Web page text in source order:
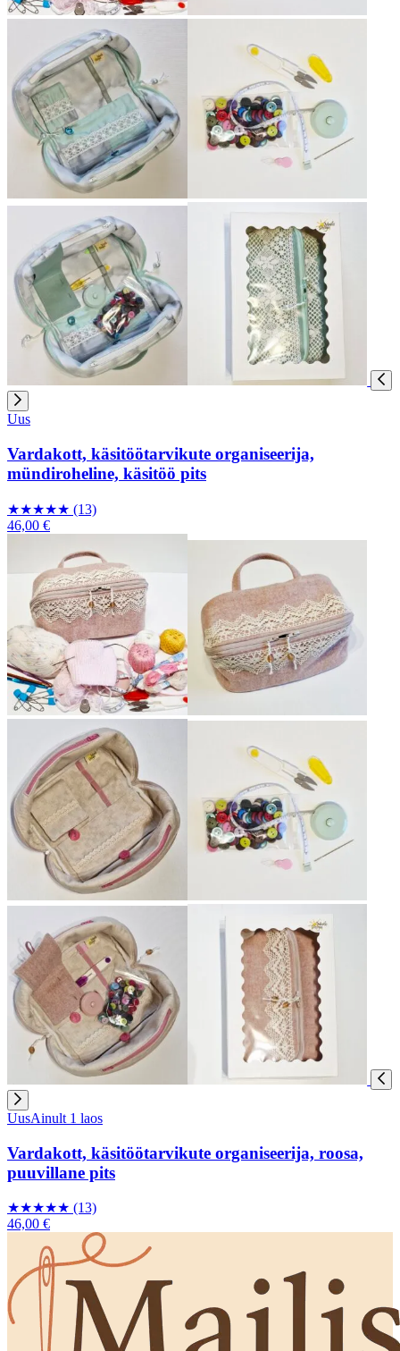
Uus
Vardakott, käsitöötarvikute organiseerija,
mündiroheline, käsitöö pits
★★★★★ (13)
46,00 €
UusAinult 1 laos
Vardakott, käsitöötarvikute organiseerija, roosa,
puuvillane pits
★★★★★ (13)
46,00 €